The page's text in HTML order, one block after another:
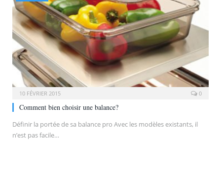
10 FÉVRIER 2015 0
Comment bien choisir une balance?
Définir la portée de sa balance pro Avec les modèles existants, il
n’est pas facile…